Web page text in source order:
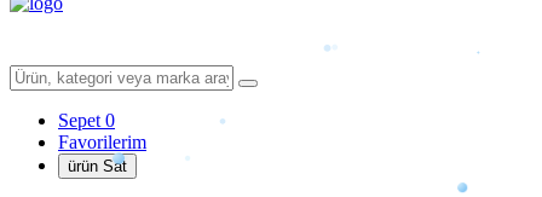
Sepet 0
Favorilerim
ürün Sat